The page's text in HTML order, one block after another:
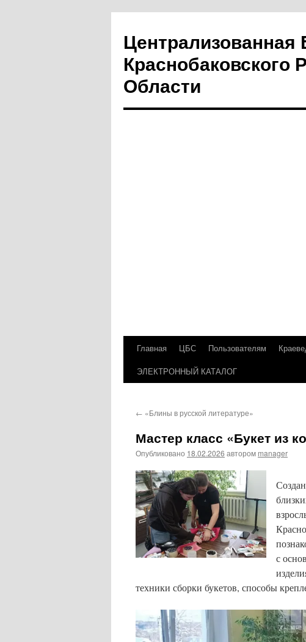
Краснобаковского
Области
Перейти
Главная ЦБС Пользователям
ЭЛЕКТРОННЫЙ КАТАЛОГ
← «Блины в русской литературе»
Мастер класс «Букет из
Опубликовано 18.02.2026 автором manager
с
техники сборки букетов, способы